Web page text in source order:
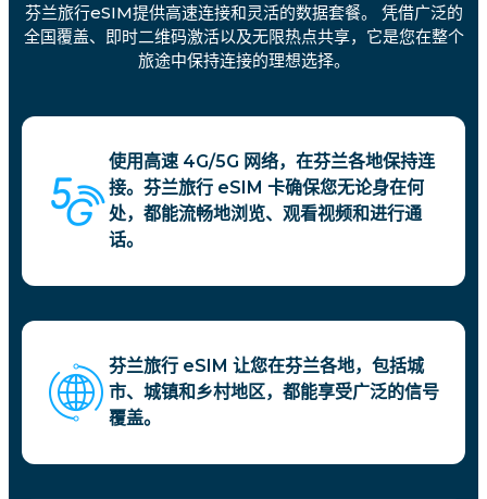
芬兰旅行eSIM提供高速连接和灵活的数据套餐。 凭借广泛的
全国覆盖、即时二维码激活以及无限热点共享，它是您在整个
旅途中保持连接的理想选择。
使用高速 4G/5G 网络，在芬兰各地保持连
接。芬兰旅行 eSIM 卡确保您无论身在何
处，都能流畅地浏览、观看视频和进行通
话。
芬兰旅行 eSIM 让您在芬兰各地，包括城
市、城镇和乡村地区，都能享受广泛的信号
覆盖。